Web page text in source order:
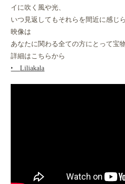
イに吹く風や光、
いつ見返してもそれらを間近に感じ
映像は
あなたに関わる全ての方にとって宝
詳細はこちらから
‣Liliakala